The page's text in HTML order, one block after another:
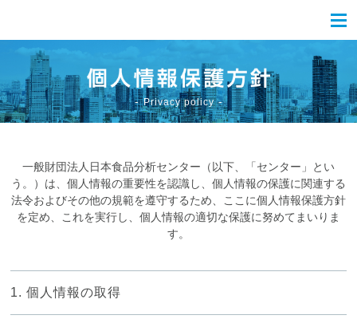
Privacy policy
一般財団法人日本食品分析センター（以下、「センター」とい
う。）は、個人情報の重要性を認識し、個人情報の保護に関連する
法令およびその他の規範を遵守するため、ここに個人情報保護方針
を定め、これを実行し、個人情報の適切な保護に努めてまいりま
す。
1. 個人情報の取得